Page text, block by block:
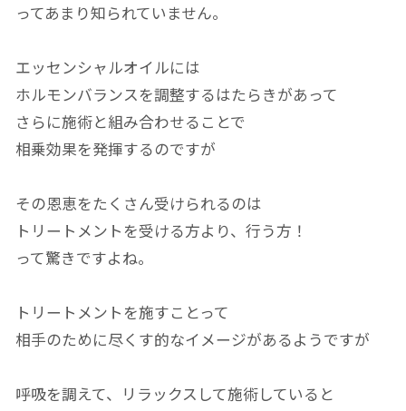
ってあまり知られていません。
エッセンシャルオイルには
ホルモンバランスを調整するはたらきがあって
さらに施術と組み合わせることで
相乗効果を発揮するのですが
その恩恵をたくさん受けられるのは
トリートメントを受ける方より、 行う方！
って驚きですよね。
トリートメントを施すことって
相手のために尽くす的なイメージがあるようですが
呼吸を調えて、リラックスして施術していると